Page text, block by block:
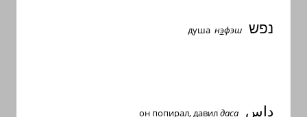
נפש душа нэфэш
داس он попирал, давилдаса